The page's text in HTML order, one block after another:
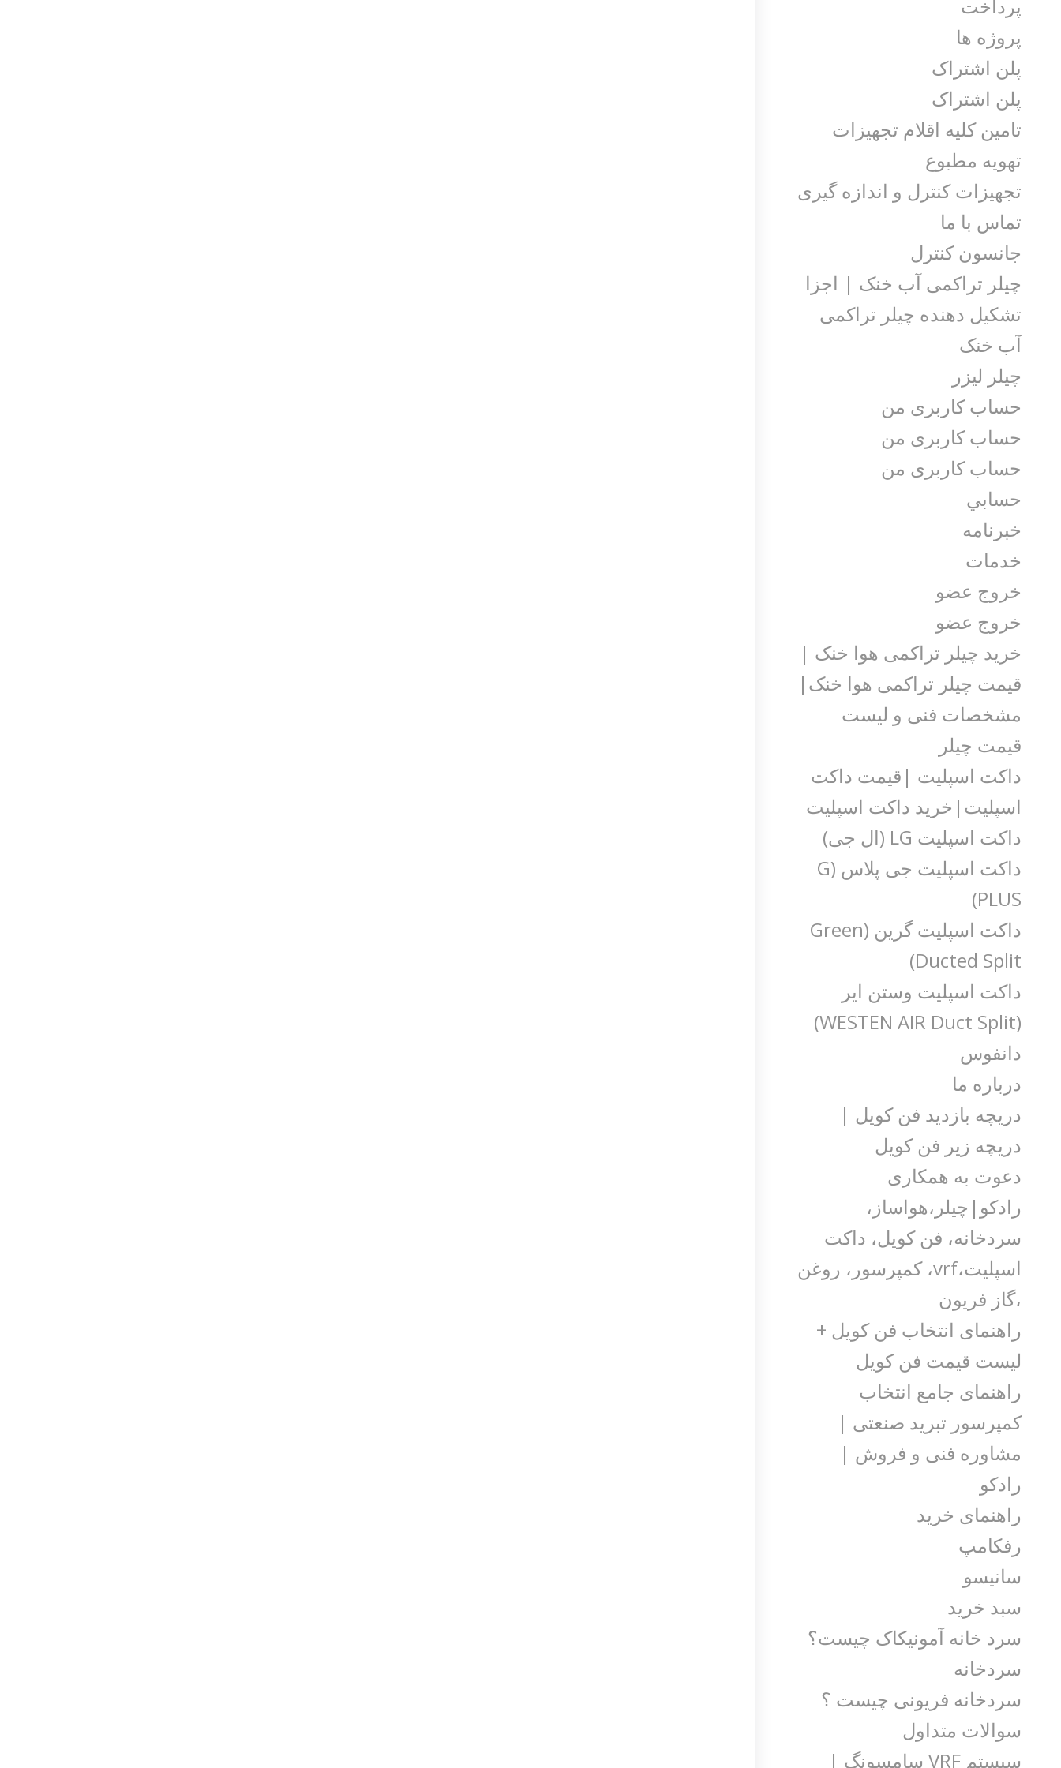
پرداخت
پروژه ها
پلن اشتراک
پلن اشتراک
تامین کلیه اقلام تجهیزات
تهویه مطبوع
تجهیزات کنترل و اندازه گیری
تماس با ما
جانسون کنترل
چیلر تراکمی آب خنک | اجزا
تشکیل دهنده چیلر تراکمی
آب خنک
چیلر لیزر
حساب کاربری من
حساب کاربری من
حساب کاربری من
حسابي
خبرنامه
خدمات
خروج عضو
خروج عضو
خرید چیلر تراکمی هوا خنک |
قیمت چیلر تراکمی هوا خنک|
مشخصات فنی و لیست
قیمت چیلر
داکت اسپلیت |قیمت داکت
اسپلیت|خرید داکت اسپلیت
داکت اسپلیت LG (ال جی)
داکت اسپلیت جی پلاس (G
PLUS)
داکت اسپلیت گرین (Green
Ducted Split)
داکت اسپلیت وستن ایر
(WESTEN AIR Duct Split)
دانفوس
درباره ما
دریچه بازدید فن کویل |
دریچه زیر فن کویل
دعوت به همکاری
رادکو|چیلر،هواساز،
سردخانه، فن کویل، داکت
اسپلیت،vrf، کمپرسور، روغن
،گاز فریون
راهنمای انتخاب فن کویل +
لیست قیمت فن کویل
راهنمای جامع انتخاب
کمپرسور تبرید صنعتی |
مشاوره فنی و فروش |
رادکو
راهنمای خرید
رفکامپ
سانیسو
سبد خرید
سرد خانه آمونیکاک چیست؟
سردخانه
سردخانه فریونی چیست ؟
سوالات متداول
سیستم VRF سامسونگ |